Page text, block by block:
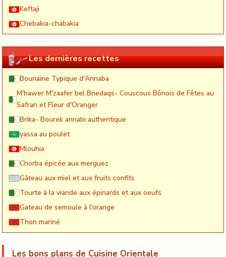
Keftaji
Chebakia-chabakia
Les dernières recettes
Bounaïne Typique d'Annaba
M'hawer M'zaafer bel Bnedaqs- Couscous Bônois de Fêtes au
Safran et Fleur d'Oranger
Brika- Bourek annabi authentique
yassa au poulet
Mlouhia
Chorba épicée aux merguez
Gâteau aux miel et aux fruits confits
Tourte à la viande aux épinards et aux oeufs
Gateau de semoule à l'orange
Thon mariné
Les bons plans de Cuisine Orientale